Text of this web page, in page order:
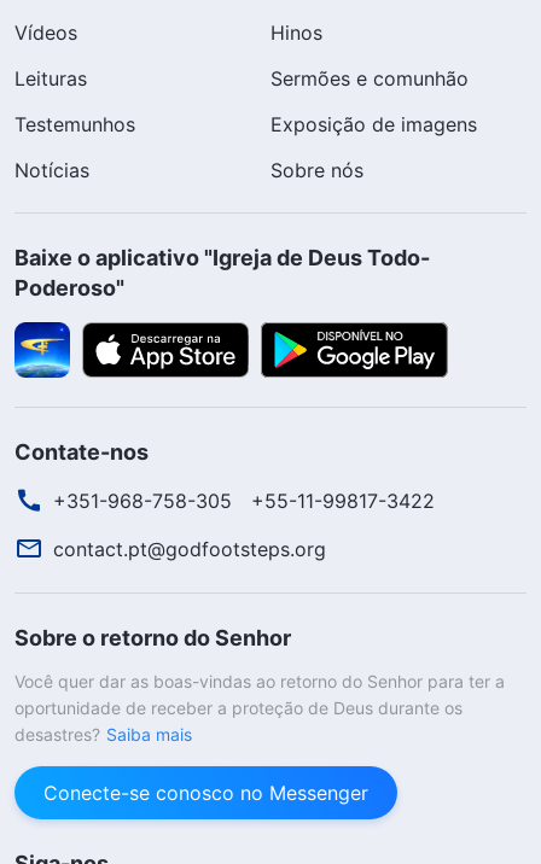
Vídeos
Hinos
Leituras
Sermões e comunhão
Testemunhos
Exposição de imagens
Notícias
Sobre nós
Baixe o aplicativo "Igreja de Deus Todo-
Poderoso"
Contate-nos
+351-968-758-305
+55-11-99817-3422
contact.pt@godfootsteps.org
Sobre o retorno do Senhor
Você quer dar as boas-vindas ao retorno do Senhor para ter a
oportunidade de receber a proteção de Deus durante os
desastres? Saiba mais
Conecte-se conosco no Messenger